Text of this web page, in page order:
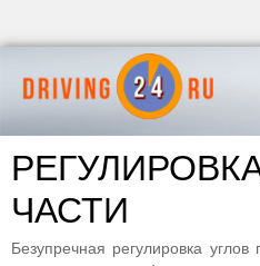
ЧАСТИ
Безупречная регулировка